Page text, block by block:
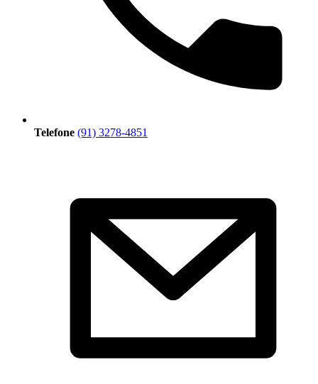
Telefone (91) 3278-4851